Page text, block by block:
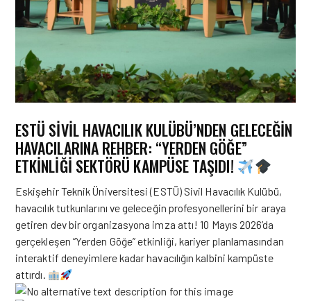
ESTÜ SİVİL HAVACILIK KULÜBÜ’NDEN GELECEĞİN
HAVACILARINA REHBER: “YERDEN GÖĞE”
ETKİNLİĞİ SEKTÖRÜ KAMPÜSE TAŞIDI!
Eskişehir Teknik Üniversitesi (ESTÜ) Sivil Havacılık Kulübü,
havacılık tutkunlarını ve geleceğin profesyonellerini bir araya
getiren dev bir organizasyona imza attı! 10 Mayıs 2026’da
gerçekleşen “Yerden Göğe” etkinliği, kariyer planlamasından
interaktif deneyimlere kadar havacılığın kalbini kampüste
attırdı.